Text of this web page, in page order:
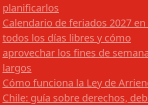
planificarlos
Calendario de feriados 2027 en
todos los días libres y cómo
aprovechar los fines de
largos
Cómo funciona la Ley de
Chile: guía sobre derechos,